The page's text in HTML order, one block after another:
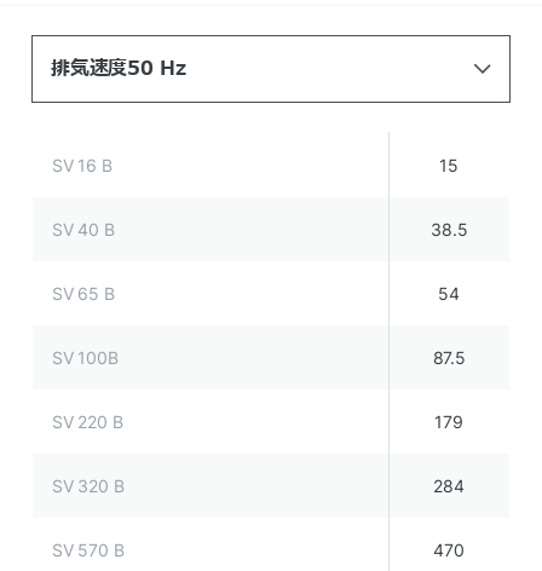
排気速度50 Hz
SV 16 B 15
SV 40 B 38.5
SV 65 B 54
SV 100B 87.5
SV 220 B 179
SV 320 B 284
SV 570 B 470